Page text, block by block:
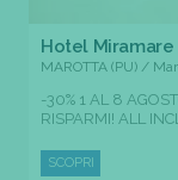
Hotel Miramare
MAROTTA (PU) /
-30% 1 AL 8
RISPARMI! ALL
SCOPRI